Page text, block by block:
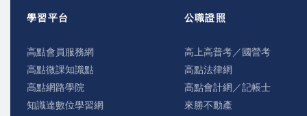
學習平台
高點會員服務網
高點微課知識點
高點網路學院
知識達數位學習網
公職證照
高上高普考／國營考
高點法律網
高點會計網／記帳士
來勝不動產